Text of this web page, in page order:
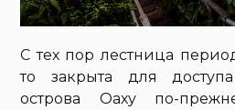
С тех пор лестница
то закрыта для
острова Оаху по-